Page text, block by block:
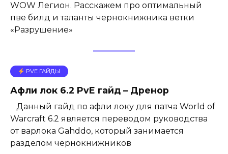
WOW Легион. Расскажем про оптимальный
пве билд и таланты чернокнижника ветки
«Разрушение»
PVE ГАЙДЫ
Афли лок 6.2 PvE гайд – Дренор
Данный гайд по афли локу для патча World of
Warcraft 6.2 является переводом руководства
от варлока Gahddo, который занимается
разделом чернокнижников